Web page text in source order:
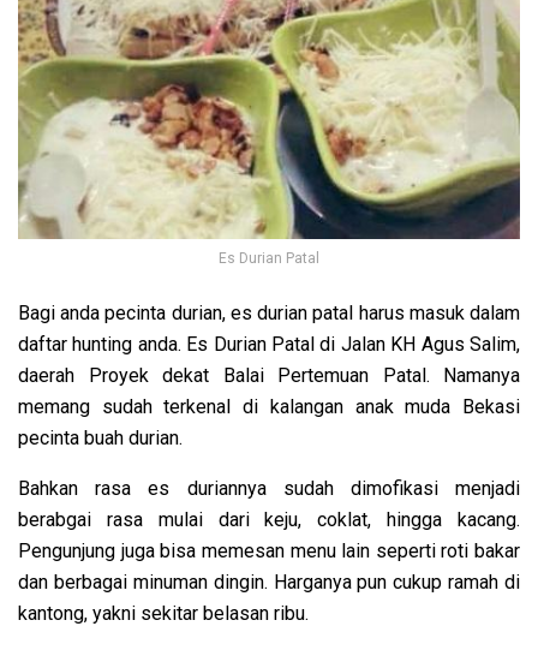
Es Durian Patal
Bagi anda pecinta durian, es durian patal harus masuk dalam
daftar hunting anda. Es Durian Patal di Jalan KH Agus Salim,
daerah Proyek dekat Balai Pertemuan Patal. Namanya
memang sudah terkenal di kalangan anak muda Bekasi
pecinta buah durian.
Bahkan rasa es duriannya sudah dimofikasi menjadi
berabgai rasa mulai darikeju, coklat, hingga kacang.
Pengunjung juga bisa memesan menu lain seperti roti bakar
dan berbagai minuman dingin. Harganya pun cukup ramah di
kantong, yakni sekitar belasan ribu.